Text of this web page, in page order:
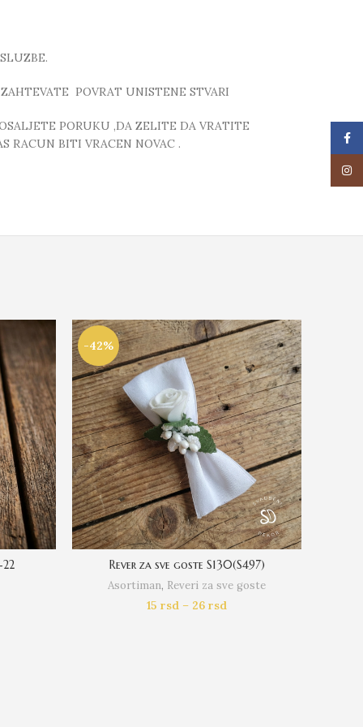
POVRAT UNISTENE STVARI
PORUKU ,DA ZELITE DA VRATITE
RACUN BITI VRACEN NOVAC .
-42%
Rever za sve goste S130(S497)
Asortiman, Reveri za sve goste
15 rsd – 26 rsd